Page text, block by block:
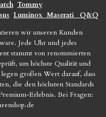
Tommy
Luminox Maserati
Q&Q
wir unseren Kunden
Jede Uhr und jedes
stammt von renommierten
um höchste Qualität und
großen Wert darauf, dass
die den höchsten Standards
Erlebnis. Bei Fragen: